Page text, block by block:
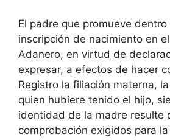
El padre que promueve
inscripción de nacimiento en
Adanero, en virtud de
expresar, a efectos de hacer
Registro la filiación materna,
quien hubiere tenido el hijo,
identidad de la madre resulte
comprobación exigidos para